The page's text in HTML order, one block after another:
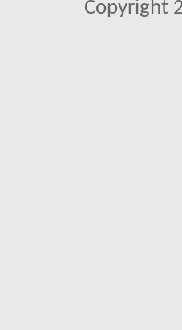
Copyright